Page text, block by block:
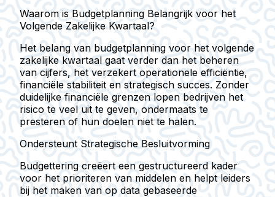
Waarom is Budgetplanning Belangrijk voor het
Volgende Zakelijke Kwartaal?
Het belang van budgetplanning voor het volgende
zakelijke kwartaal gaat verder dan het beheren
van cijfers, het verzekert operationele efficiëntie,
financiële stabiliteit en strategisch succes. Zonder
duidelijke financiële grenzen lopen bedrijven het
risico te veel uit te geven, ondermaats te
presteren of hun doelen niet te halen.
Ondersteunt Strategische Besluitvorming
Budgettering creëert een gestructureerd kader
voor het prioriteren van middelen en helpt leiders
bij het maken van op data gebaseerde